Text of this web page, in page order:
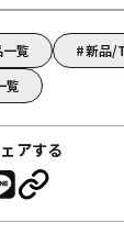
覧
新品/
覧
アする